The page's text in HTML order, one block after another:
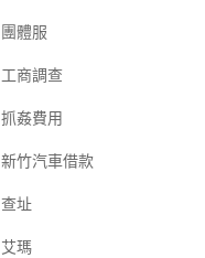
團體服
工商調查
抓姦費用
新竹汽車借款
查址
艾瑪